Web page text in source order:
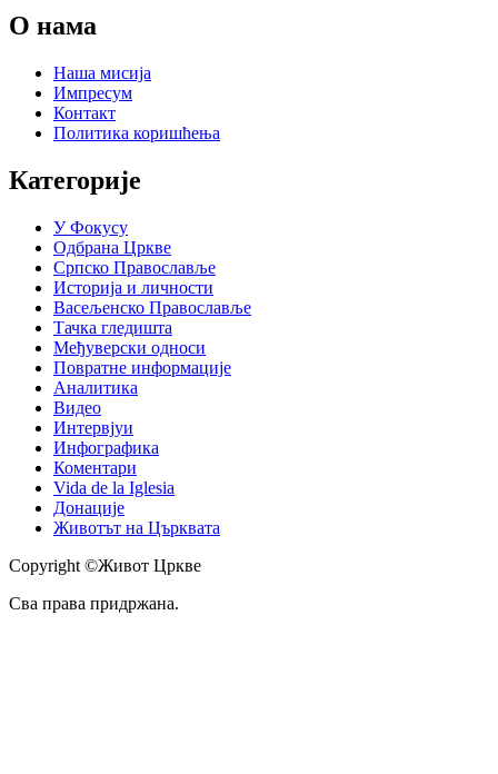
О нама
Наша мисија
Импресум
Контакт
Политика коришћења
Категорије
У Фокусу
Одбрана Цркве
Српско Православље
Историја и личности
Васељенско Православље
Тачка гледишта
Међуверски односи
Повратне информације
Аналитика
Видео
Интервјуи
Инфографика
Коментари
Vida de la Iglesia
Донације
Животът на Църквата
Copyright ©Живот Цркве
Сва права придржана.